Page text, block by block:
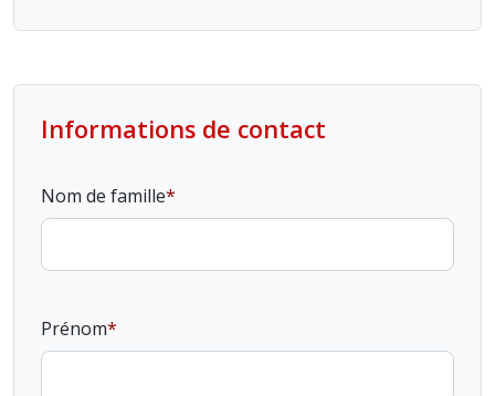
Informations de contact
Nom de famille
Prénom